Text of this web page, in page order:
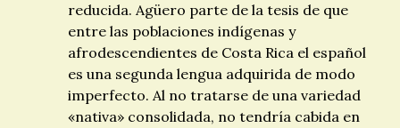
reducida. Agüero parte de la tesis de que
entre las poblaciones indígenas y
afrodescendientes de Costa Rica el español
es una segunda lengua adquirida de modo
imperfecto. Al no tratarse de una variedad
«nativa» consolidada, no tendría cabida en